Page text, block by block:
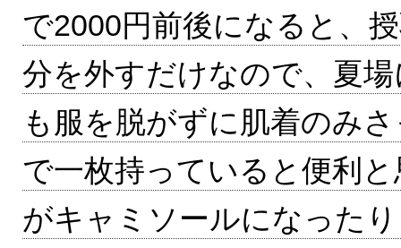
で2000円前後になると、
分を外すだけなので、夏
も服を脱がずに肌着のみ
で一枚持っていると便利
がキャミソールになった